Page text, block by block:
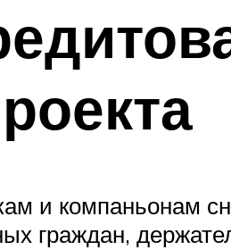
и компаньонам
граждан,